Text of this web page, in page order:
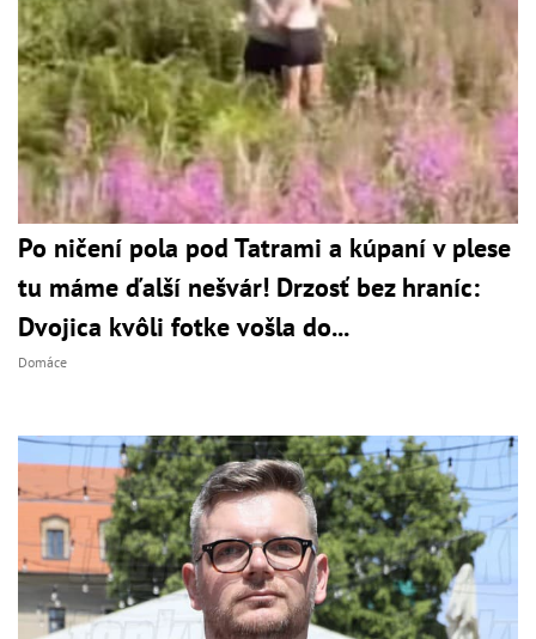
Po ničení pola pod Tatrami a kúpaní v plese
tu máme ďalší nešvár! Drzosť bez hraníc:
Dvojica kvôli fotke vošla do...
Domáce